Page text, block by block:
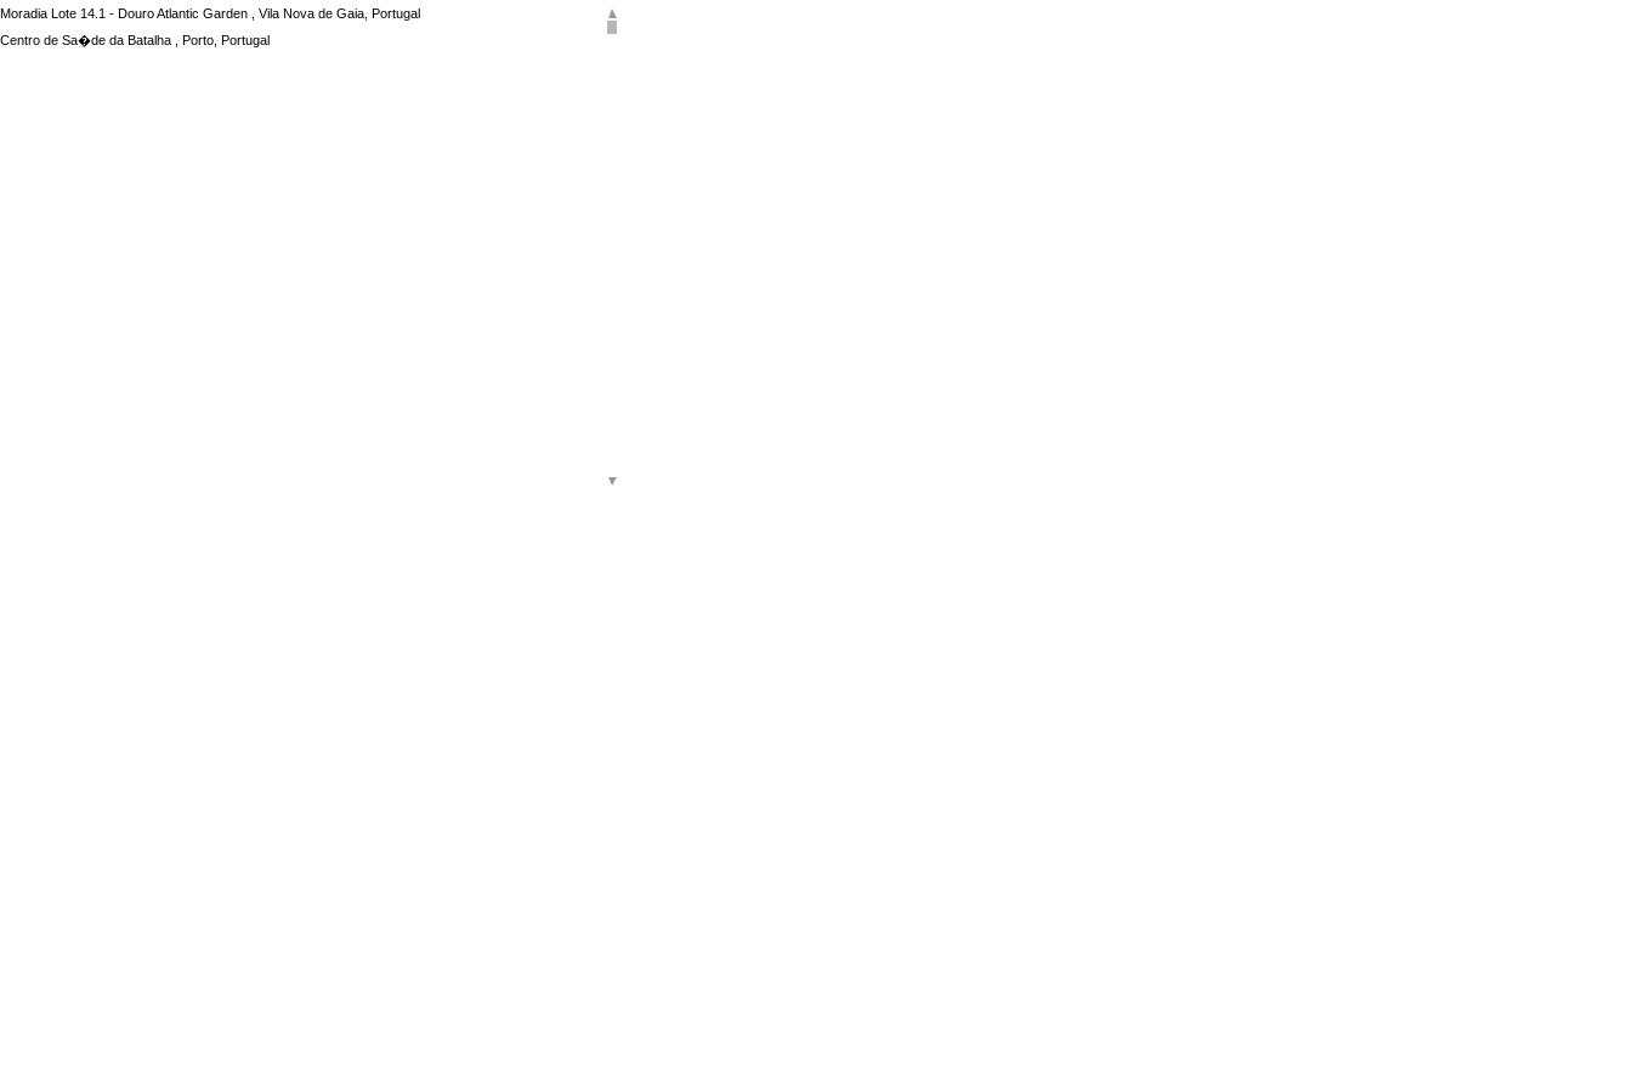
Moradia Lote 14.1 - Douro Atlantic Garden , Vila Nova de Gaia, Portugal
Centro de Sa�de da Batalha
, Porto, Portugal